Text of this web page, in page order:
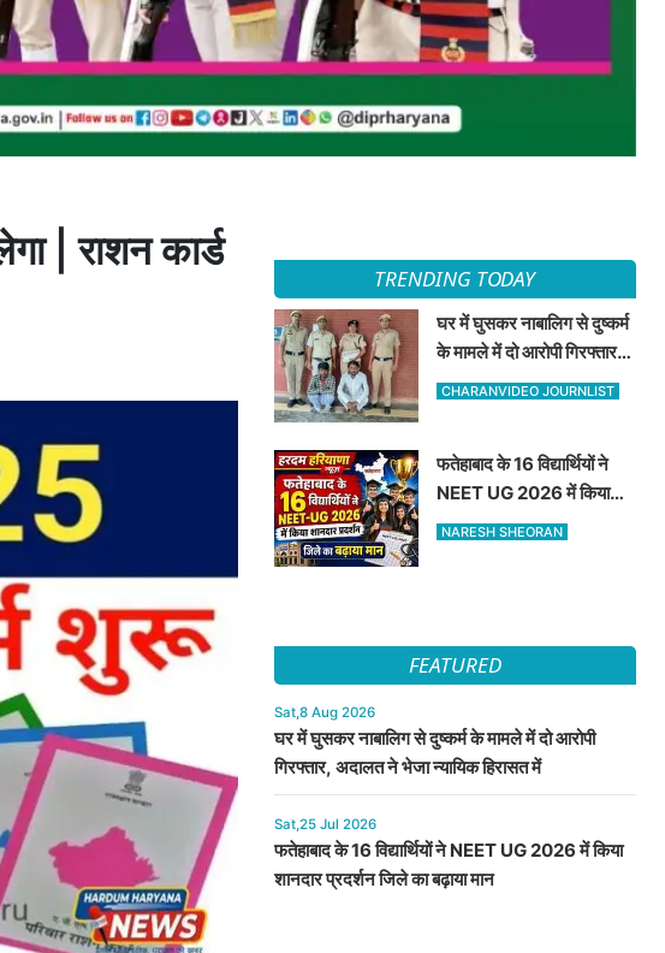
| राशन कार्ड
TRENDING TODAY
घर में घुसकर नाबालिग से दुष्कर्म
के मामले में दो आरोपी गिरफ्तार,
अदालत ने भेजा न्यायिक हिरासत
CHARANVIDEO JOURNLIST
फतेहाबाद के 16 विद्यार्थियों ने
NEET UG 2026 में किया
शानदार प्रदर्शन जिले का बढ़ाया
NARESH SHEORAN
FEATURED
Sat,8 Aug 2026
घर में घुसकर नाबालिग से दुष्कर्म के मामले में दो आरोपी
गिरफ्तार, अदालत ने भेजा न्यायिक हिरासत में
Sat,25 Jul 2026
फतेहाबाद के 16 विद्यार्थियों ने NEET UG 2026 में किया
शानदार प्रदर्शन जिले का बढ़ाया मान